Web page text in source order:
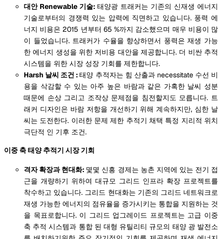
대안 Renewable 기술: 태양광 트래커는 기존의 신재생 에너지
기술로부터의 경쟁력 있는 압력에 직면하고 있습니다. 풍력 에
너지 비용은 2015 년부터 65 %까지 감소했으며 매우 비용이 많
이 들었습니다. 트래커가 수율을 향상하면서 풍력은 재생 가능
한 에너지 생성을 위한 저비용 대안을 제공합니다. 더 비싼 추적
시스템을 위한 시장 성장 기회를 제한합니다.
Harsh 날씨 조건 :태양 추적자는 힘 산출과 necessitate 수선 비
용을 삭감할 수 있는 아주 높은 바람과 같은 가혹한 날씨 성분
때문에 손상 그리고 조작상 문제점을 침전할지도 모릅니다. 트
래커 디자인은 바람 저항을 개선하기 위해 계속하지만, 심한 날
씨는 도전한다. 이러한 문제 제한 추적기 채택 특정 지리적 위치
극단적 인 기후 조건.
이중 축 태양 추적기 시장 기회
격자 확장과 현대화: 몇몇 신흥 경제는 농촌 지역에 있는 전기 접
근을 개량하기 위하여 대규모 그리드 인프라 확장 프로젝트를
착수하고 있습니다. 그리드 현대화는 기존의 그리드 네트워크로
재생 가능한 에너지의 점유율을 증가시키는 통합을 지원하는 것
을 목표로합니다. 이 그리드 업그레이드 프로젝트는 고급 이중
축 추적 시스템과 통합 된 대형 유틸리티 규모의 태양 광 발전소